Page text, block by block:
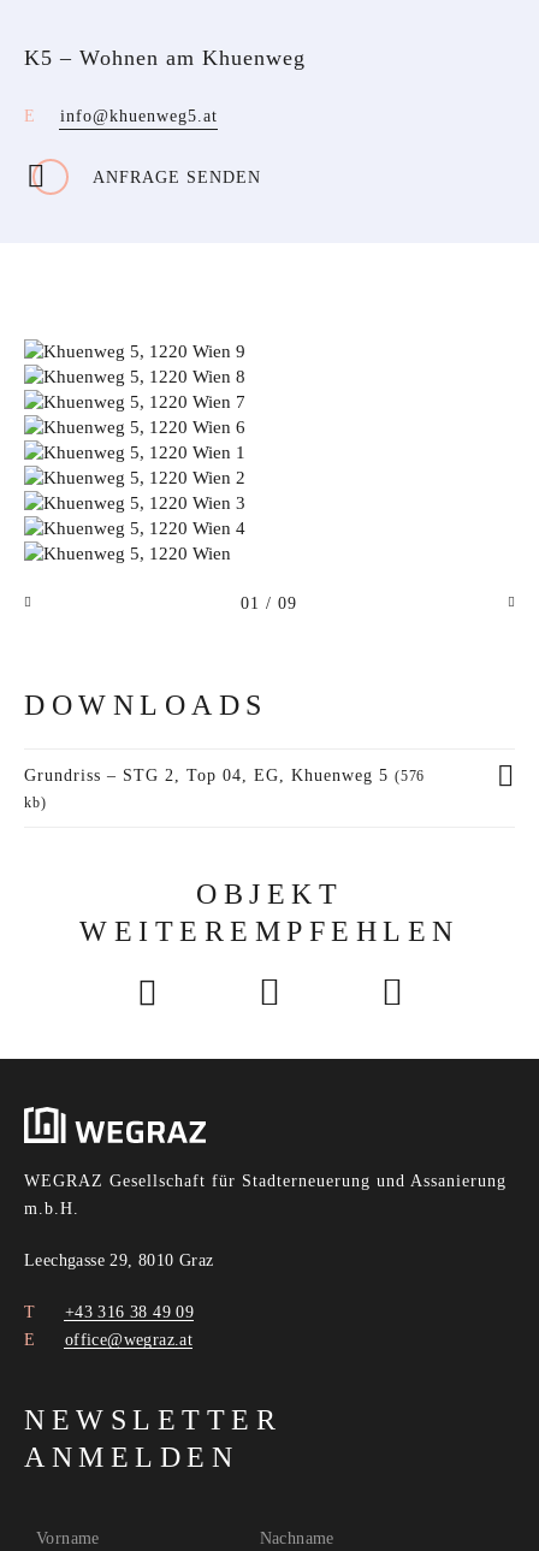
K5 – Wohnen am Khuenweg
info@khuenweg5.at
ANFRAGE SENDEN
01 / 09
DOWNLOADS
Grundriss – STG 2, Top 04, EG, Khuenweg 5 (576
kb)
OBJEKT
WEITEREMPFEHLEN
WEGRAZ Gesellschaft für Stadterneuerung und Assanierung
m.b.H.
Leechgasse 29, 8010 Graz
+43 316 38 49 09
office@wegraz.at
NEWSLETTER
ANMELDEN
Vorname Nachname